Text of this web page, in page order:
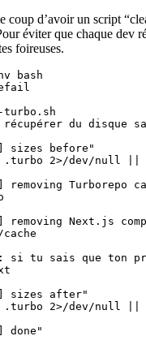
coup d’avoir un script
éviter que chaque dev
foireuses.
bash
turbo.sh
du disque
sizes before"
.turbo 2>/dev/null ||
removing Turborepo
removing Next.js
si tu sais que ton
sizes after"
.turbo 2>/dev/null ||
done"